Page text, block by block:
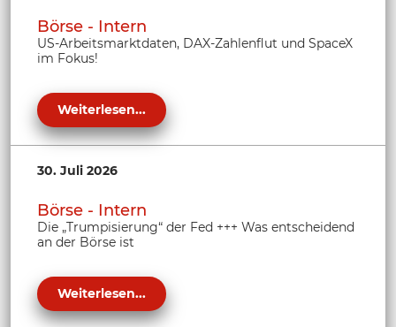
Börse - Intern
US-Arbeitsmarktdaten, DAX-Zahlenflut und SpaceX
im Fokus!
Weiterlesen...
30. Juli 2026
Börse - Intern
Die „Trumpisierung“ der Fed +++ Was entscheidend
an der Börse ist
Weiterlesen...